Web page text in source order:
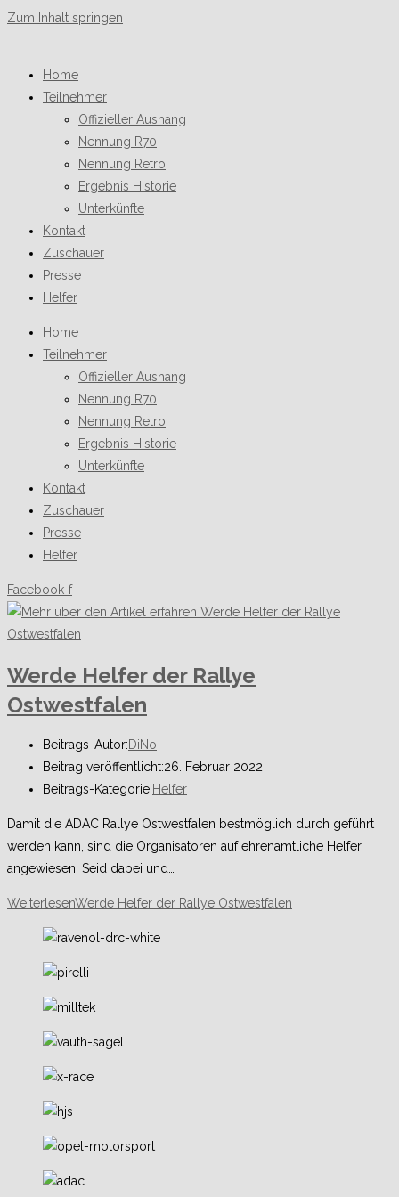
Zum Inhalt springen
Home
Teilnehmer
Offizieller Aushang
Nennung R70
Nennung Retro
Ergebnis Historie
Unterkünfte
Kontakt
Zuschauer
Presse
Helfer
Home
Teilnehmer
Offizieller Aushang
Nennung R70
Nennung Retro
Ergebnis Historie
Unterkünfte
Kontakt
Zuschauer
Presse
Helfer
Facebook-f
Werde Helfer der Rallye
Ostwestfalen
Beitrags-Autor:DiNo
Beitrag veröffentlicht:26. Februar 2022
Beitrags-Kategorie:Helfer
Damit die ADAC Rallye Ostwestfalen bestmöglich durch geführt
werden kann, sind die Organisatoren auf ehrenamtliche Helfer
angewiesen. Seid dabei und…
WeiterlesenWerde Helfer der Rallye Ostwestfalen